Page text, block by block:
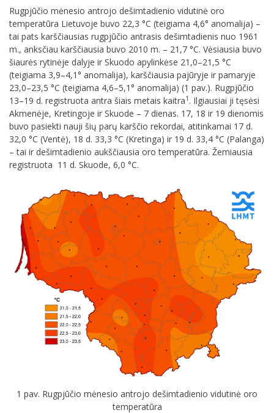
Grąžinti
viską
į
pradinę
būseną
cached
Rugpjūčio mėnesio antrojo dešimtadienio vidutinė oro
temperatūra Lietuvoje buvo 22,3 °C (teigiama 4,6° anomalija) –
tai pats karščiausias rugpjūčio antrasis dešimtadienis nuo 1961
m., anksčiau karščiausia buvo 2010 m. – 21,7 °C. Vėsiausia buvo
šiaurės rytinėje dalyje ir Skuodo apylinkėse 21,0–21,5 °C
(teigiama 3,9–4,1° anomalija), karščiausia pajūryje ir pamaryje
23,0–23,5 °C (teigiama 4,6–5,1° anomalija) (1 pav.). Rugpjūčio
13–19 d. registruota antra šiais metais kaitra1 . Ilgiausiai ji tęsėsi
Akmenėje, Kretingoje ir Skuode – 7 dienas. 17, 18 ir 19 dienomis
buvo pasiekti nauji šių parų karščio rekordai, atitinkamai 17 d.
32,0 °C (Ventė), 18 d. 33,3 °C (Kretinga) ir 19 d. 33,4 °C (Palanga)
– tai ir dešimtadienio aukščiausia oro temperatūra. Žemiausia
registruota 11 d. Skuode, 6,0 °C.
1 pav. Rugpjūčio mėnesio antrojo dešimtadienio vidutinė oro
temperatūra